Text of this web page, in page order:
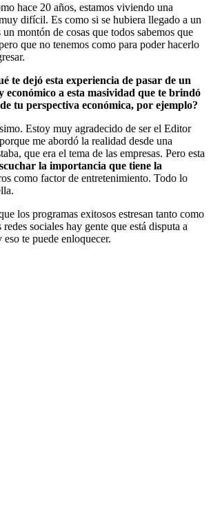
hace 20 años, estamos viviendo una
difícil. Es como si se hubiera llegado a un
montón de cosas que todos sabemos que
que no tenemos como para poder hacerlo
te dejó esta experiencia de pasar de un
económico a esta masividad que te brindó
tu perspectiva económica, por ejemplo?
Estoy muy agradecido de ser el Editor
porque me abordó la realidad desde una
que era el tema de las empresas. Pero esta
la importancia que tiene la
como factor de entretenimiento. Todo lo
los programas exitosos estresan tanto como
redes sociales hay gente que está disputa a
te puede enloquecer.